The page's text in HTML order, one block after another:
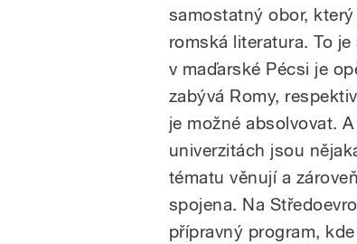
samostatný obor,
romská literatura. To
v maďarské Pécsi je
zabývá Romy,
je možné absolvovat.
univerzitách jsou
tématu věnují a
spojena. Na
přípravný program,